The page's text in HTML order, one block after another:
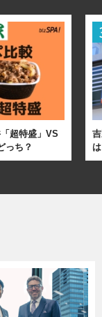
超特盛」VS
っち？